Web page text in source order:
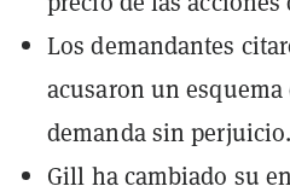
Los demandantes
acusaron un
demanda sin perjuicio.
Gill ha cambiado su